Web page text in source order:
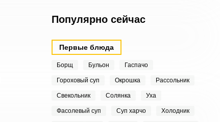
Популярно сейчас
Первые блюда
Борщ Бульон Гаспачо
Гороховый суп Окрошка Рассольник
Свекольник Солянка Уха
Фасолевый суп Суп харчо Холодник